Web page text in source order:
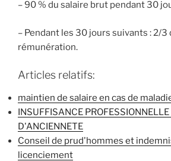
– 90 % du salaire brut pendant 30
– Pendant les 30 jours suivants : 2/3
rémunération.
Articles relatifs:
maintien de salaire en cas de
INSUFFISANCE
D'ANCIENNETE
Conseil de prud'hommes et
licenciement